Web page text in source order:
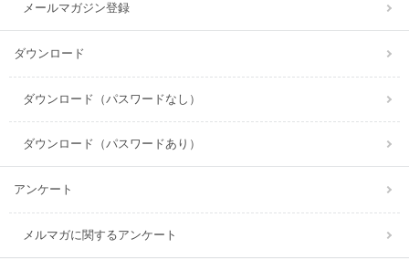
メールマガジン登録
ダウンロード
ダウンロード（パスワードなし）
ダウンロード（パスワードあり）
アンケート
メルマガに関するアンケート